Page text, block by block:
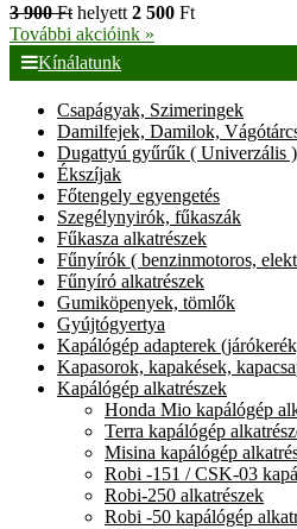
3 900 Ft helyett 2 500 Ft
További akcióink »
Kínálatunk
Csapágyak, Szimeringek
Damilfejek, Damilok,
Dugattyú gyűrűk ( Univerzális )
Ékszíjak
Főtengely egyengetés
Szegélynyirók, fűkaszák
Fűkasza alkatrészek
Fűnyírók ( benzinmotoros,
Fűnyíró alkatrészek
Gumiköpenyek, tömlők
Gyújtógyertya
Kapálógép adapterek
Kapasorok, kapakések,
Kapálógép alkatrészek
Honda Mio kapálógép
Terra kapálógép
Misina kapálógép
Robi -151 / CSK-03
Robi-250 alkatrészek
Robi -50 kapálógép